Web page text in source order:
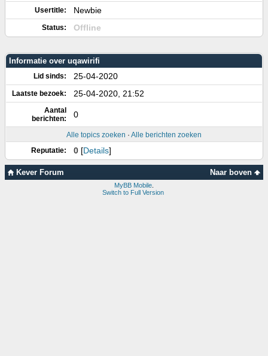
Usertitle: Newbie
Status: Offline
Informatie over uqawirifi
Lid sinds: 25-04-2020
Laatste bezoek: 25-04-2020, 21:52
Aantal
berichten:
0
Alle topics zoeken · Alle berichten zoeken
Reputatie:
0 [Details]
Naar boven
Kever Forum
MyBB Mobile
Switch to Full Version